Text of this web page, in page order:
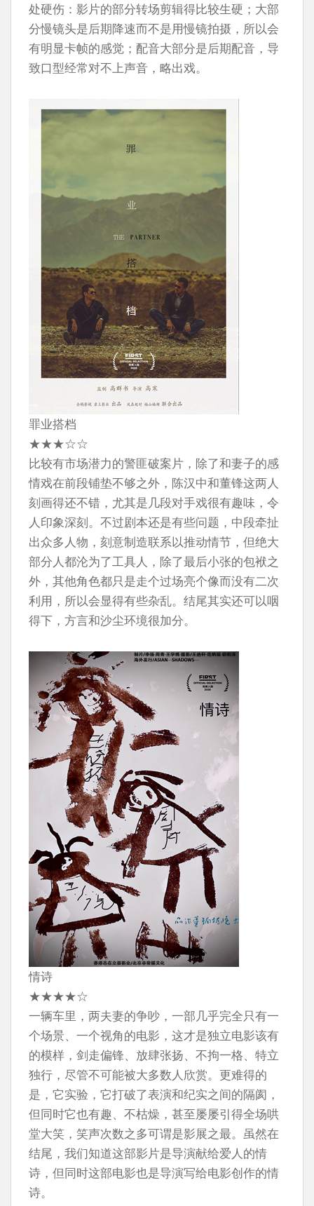
处硬伤：影片的部分转场剪辑得比较生硬；大部
分慢镜头是后期降速而不是用慢镜拍摄，所以会
有明显卡帧的感觉；配音大部分是后期配音，导
致口型经常对不上声音，略出戏。
罪业搭档
★★★☆☆
比较有市场潜力的警匪破案片，除了和妻子的感
情戏在前段铺垫不够之外，陈汉中和董锋这两人
刻画得还不错，尤其是几段对手戏很有趣味，令
人印象深刻。不过剧本还是有些问题，中段牵扯
出众多人物，刻意制造联系以推动情节，但绝大
部分人都沦为了工具人，除了最后小张的包袱之
外，其他角色都只是走个过场亮个像而没有二次
利用，所以会显得有些杂乱。结尾其实还可以咽
得下，方言和沙尘环境很加分。
情诗
★★★★☆
一辆车里，两夫妻的争吵，一部几乎完全只有一
个场景、一个视角的电影，这才是独立电影该有
的模样，剑走偏锋、放肆张扬、不拘一格、特立
独行，尽管不可能被大多数人欣赏。更难得的
是，它实验，它打破了表演和纪实之间的隔阂，
但同时它也有趣、不枯燥，甚至屡屡引得全场哄
堂大笑，笑声次数之多可谓是影展之最。虽然在
结尾，我们知道这部影片是导演献给爱人的情
诗，但同时这部电影也是导演写给电影创作的情
诗。